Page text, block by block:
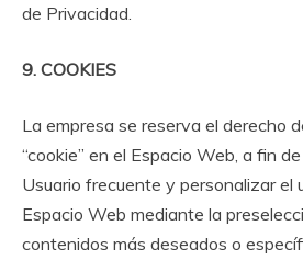
de Privacidad.
9. COOKIES
La empresa se reserva el derecho
“cookie” en el Espacio Web, a fin
Usuario frecuente y personalizar el
Espacio Web mediante la
contenidos más deseados o